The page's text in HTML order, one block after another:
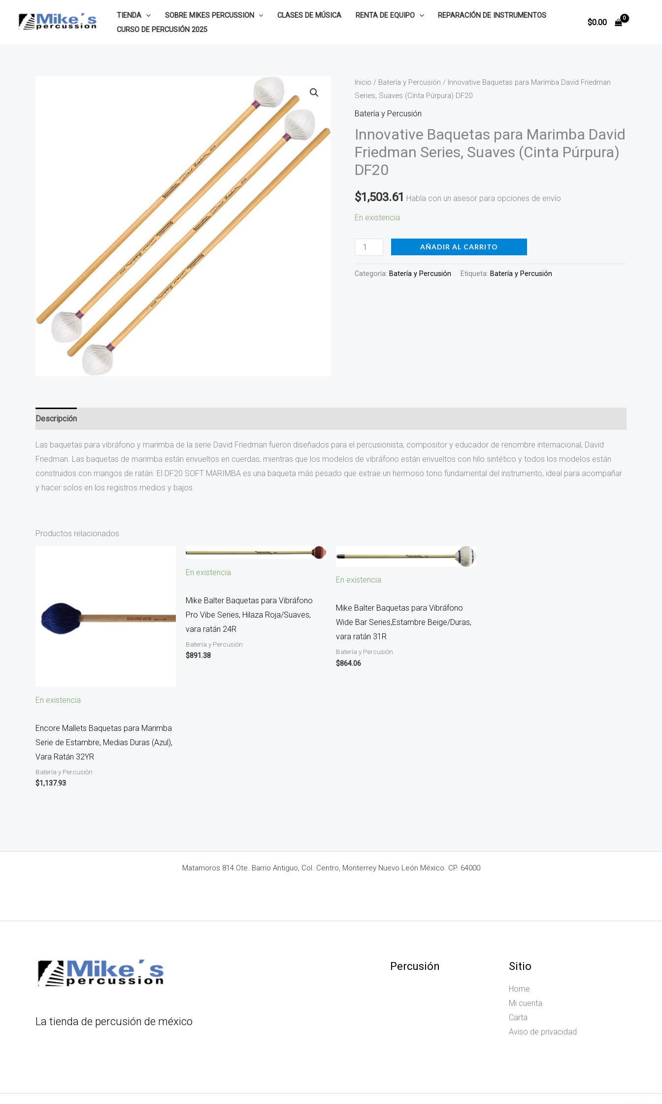
TIENDA SOBRE MIKES PERCUSSION CLASES DE MÚSICA RENTA DE EQUIPO
REPARACIÓN DE INSTRUMENTOS
CURSO DE PERCUSIÓN 2025
$0.00
Inicio / Batería y Percusión / Innovative Baquetas para Marimba David Friedman
Series, Suaves (Cinta Púrpura) DF20
Batería y Percusión
Innovative Baquetas para Marimba David
Friedman Series, Suaves (Cinta Púrpura)
DF20
$1,503.61 Habla con un asesor para opciones de envío
En existencia
Innovative
Baquetas
para
David
Friedman
Series,
(Cinta
cantidad
AÑADIR AL CARRITO
Categoría: Batería y Percusión Etiqueta: Batería y Percusión
Descripción
Las baquetas para vibráfono y marimba de la serie David Friedman fueron diseñados para el percusionista, compositor y educador de renombre internacional, David
Friedman. Las baquetas de marimba están envueltos en cuerdas, mientras que los modelos de vibráfono están envueltos con hilo sintético y todos los modelos están
construidos con mangos de ratán. El DF20 SOFT MARIMBA es una baqueta más pesado que extrae un hermoso tono fundamental del instrumento, ideal para acompañar
y hacer solos en los registros medios y bajos.
Productos relacionados
En existencia
Encore Mallets Baquetas para Marimba
Serie de Estambre, Medias Duras (Azul),
Vara Ratán 32YR
Batería y Percusión
$1,137.93
En existencia
Mike Balter Baquetas para Vibráfono
Pro Vibe Series, Hilaza Roja/Suaves,
vara ratán 24R
Batería y Percusión
$891.38
En existencia
Mike Balter Baquetas para Vibráfono
Wide Bar Series,Estambre Beige/Duras,
vara ratán 31R
Batería y Percusión
$864.06
Matamoros 814 Ote. Barrio Antiguo, Col. Centro, Monterrey Nuevo León México. CP. 64000
La tienda de percusión de méxico
Percusión Sitio
Home
Mi cuenta
Carta
Aviso de privacidad